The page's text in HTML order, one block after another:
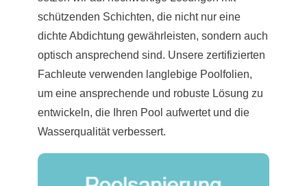
schützenden Schichten, die nicht nur eine
dichte Abdichtung gewährleisten, sondern auch
optisch ansprechend sind. Unsere zertifizierten
Fachleute verwenden langlebige Poolfolien,
um eine ansprechende und robuste Lösung zu
entwickeln, die Ihren Pool aufwertet und die
Wasserqualität verbessert.